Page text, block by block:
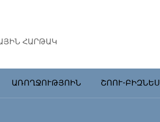
ՀԱՐԹԱԿ
ԱՌՈՂՋՈՒԹՅՈԻՆ ՇՈՈՒ-ԲԻԶՆԵՍ